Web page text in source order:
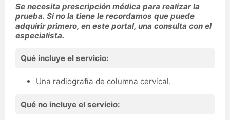
Se necesita prescripción médica para realizar la
prueba. Si no la tiene le recordamos que puede
adquirir primero, en este portal, una consulta con el
especialista.
Qué incluye el servicio:
Una radiografía de columna cervical.
Qué no incluye el servicio: